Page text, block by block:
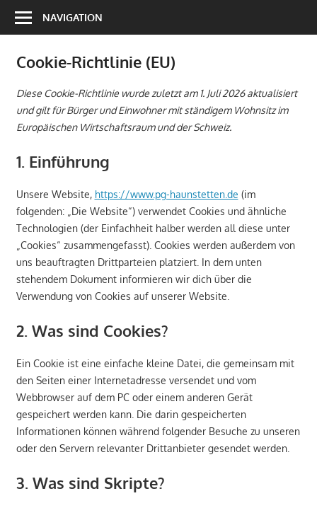
Zum
Inhalt
NAVIGATION
Cookie-Richtlinie (EU)
Diese Cookie-Richtlinie wurde zuletzt am 1. Juli 2026 aktualisiert
und gilt für Bürger und Einwohner mit ständigem Wohnsitz im
Europäischen Wirtschaftsraum und der Schweiz.
1. Einführung
Unsere Website, https://www.pg-haunstetten.de (im
folgenden: „Die Website“) verwendet Cookies und ähnliche
Technologien (der Einfachheit halber werden all diese unter
„Cookies“ zusammengefasst). Cookies werden außerdem von
uns beauftragten Drittparteien platziert. In dem unten
stehendem Dokument informieren wir dich über die
Verwendung von Cookies auf unserer Website.
2. Was sind Cookies?
Ein Cookie ist eine einfache kleine Datei, die gemeinsam mit
den Seiten einer Internetadresse versendet und vom
Webbrowser auf dem PC oder einem anderen Gerät
gespeichert werden kann. Die darin gespeicherten
Informationen können während folgender Besuche zu unseren
oder den Servern relevanter Drittanbieter gesendet werden.
3. Was sind Skripte?